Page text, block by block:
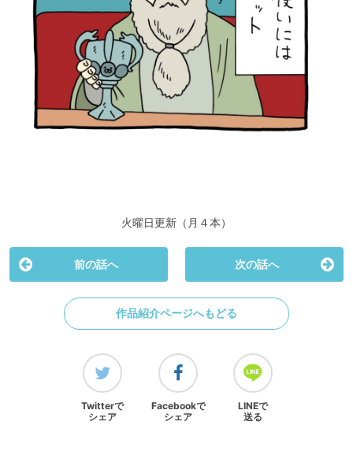
火曜日更新（月４本）
前の話へ 次の話へ
作品紹介ページへもどる
Twitterで
シェア
Facebookで
シェア
LINEで
送る